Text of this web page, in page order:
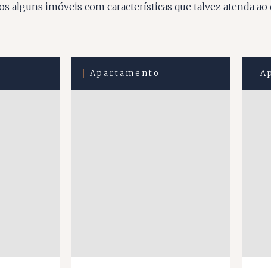
alguns imóveis com características que talvez atenda ao
Apartamento